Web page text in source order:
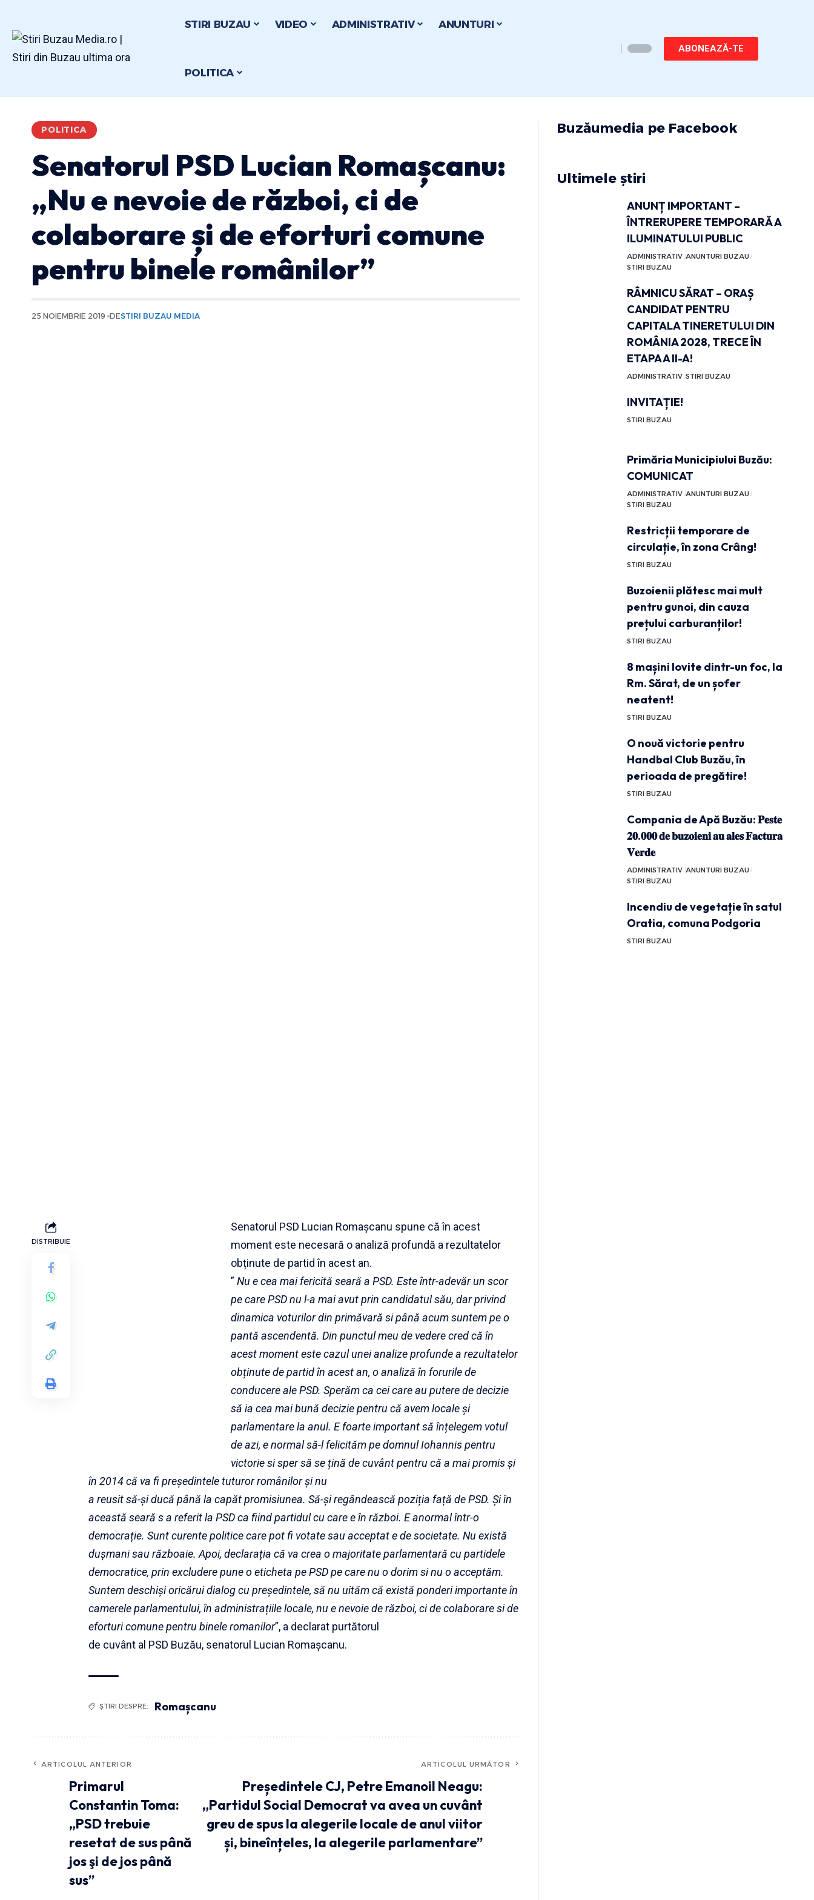
STIRI BUZAU VIDEO ADMINISTRATIV ANUNTURI
POLITICA
ABONEAZĂ-TE
POLITICA
Senatorul PSD Lucian Romașcanu:
„Nu e nevoie de război, ci de
colaborare și de eforturi comune
pentru binele românilor”
25 NOIEMBRIE 2019 DESTIRI BUZAU MEDIA
DISTRIBUIE
Senatorul PSD Lucian Romașcanu spune că în acest
moment este necesară o analiză profundă a rezultatelor
obținute de partid în acest an.
” Nu e cea mai fericită seară a PSD. Este într-adevăr un scor
pe care PSD nu l-a mai avut prin candidatul său, dar privind
dinamica voturilor din primăvară si până acum suntem pe o
pantă ascendentă. Din punctul meu de vedere cred că în
acest moment este cazul unei analize profunde a rezultatelor
obținute de partid în acest an, o analiză în forurile de
conducere ale PSD. Sperăm ca cei care au putere de decizie
să ia cea mai bună decizie pentru că avem locale și
parlamentare la anul. E foarte important să înțelegem votul
de azi, e normal să-l felicităm pe domnul Iohannis pentru
victorie si sper să se țină de cuvânt pentru că a mai promis și
în 2014 că va fi președintele tuturor românilor și nu
a reusit să-și ducă până la capăt promisiunea. Să-și regândească poziția față de PSD. Și în
această seară s a referit la PSD ca fiind partidul cu care e în război. E anormal într-o
democrație. Sunt curente politice care pot fi votate sau acceptat e de societate. Nu există
dușmani sau războaie. Apoi, declarația că va crea o majoritate parlamentară cu partidele
democratice, prin excludere pune o eticheta pe PSD pe care nu o dorim si nu o acceptăm.
Suntem deschiși oricărui dialog cu președintele, să nu uităm că există ponderi importante în
camerele parlamentului, în administrațiile locale, nu e nevoie de război, ci de colaborare si de
eforturi comune pentru binele romanilor”, a declarat purtătorul
de cuvânt al PSD Buzău, senatorul Lucian Romașcanu.
ȘTIRI DESPRE: Romașcanu
ARTICOLUL ANTERIOR
Primarul
Constantin Toma:
„PSD trebuie
resetat de sus până
jos şi de jos până
sus”
ARTICOLUL URMĂTOR
Președintele CJ, Petre Emanoil Neagu:
„Partidul Social Democrat va avea un cuvânt
greu de spus la alegerile locale de anul viitor
și, bineînțeles, la alegerile parlamentare”
Buzăumedia pe Facebook
Ultimele știri
ANUNȚ IMPORTANT –
ÎNTRERUPERE TEMPORARĂ A
ILUMINATULUI PUBLIC
ADMINISTRATIV ANUNTURI BUZAU
STIRI BUZAU
RÂMNICU SĂRAT – ORAȘ
CANDIDAT PENTRU
CAPITALA TINERETULUI DIN
ROMÂNIA 2028, TRECE ÎN
ETAPA A II-A!
ADMINISTRATIV STIRI BUZAU
INVITAȚIE!
STIRI BUZAU
Primăria Municipiului Buzău:
COMUNICAT
ADMINISTRATIV ANUNTURI BUZAU
STIRI BUZAU
Restricții temporare de
circulație, în zona Crâng!
STIRI BUZAU
Buzoienii plătesc mai mult
pentru gunoi, din cauza
prețului carburanților!
STIRI BUZAU
8 mașini lovite dintr-un foc, la
Rm. Sărat, de un șofer
neatent!
STIRI BUZAU
O nouă victorie pentru
Handbal Club Buzău, în
perioada de pregătire!
STIRI BUZAU
Compania de Apă Buzău: 𝐏𝐞𝐬𝐭𝐞
𝟐𝟎.𝟎𝟎𝟎 𝐝𝐞 𝐛𝐮𝐳𝐨𝐢𝐞𝐧𝐢 𝐚𝐮 𝐚𝐥𝐞𝐬 𝐅𝐚𝐜𝐭𝐮𝐫𝐚
𝐕𝐞𝐫𝐝𝐞
ADMINISTRATIV ANUNTURI BUZAU
STIRI BUZAU
Incendiu de vegetație în satul
Oratia, comuna Podgoria
STIRI BUZAU